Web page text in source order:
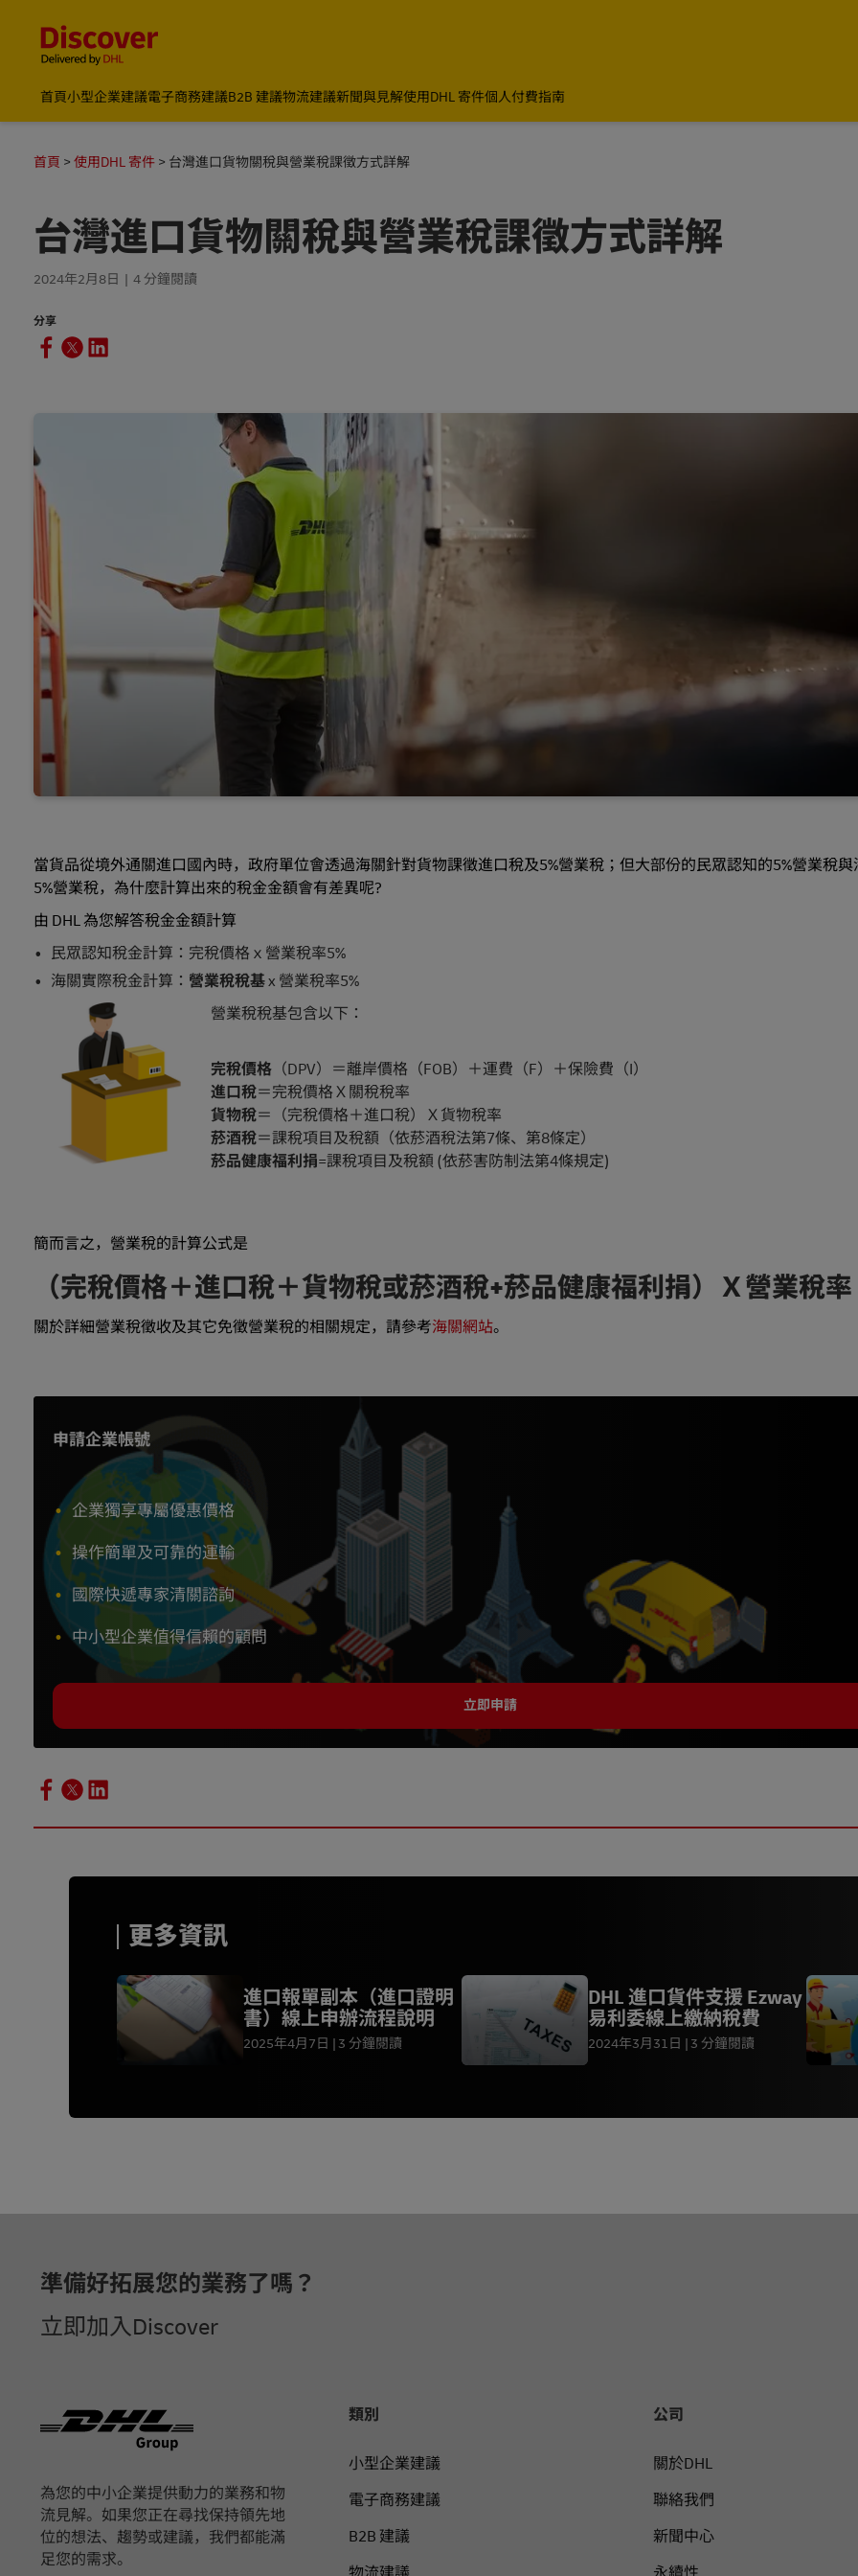
DHL 台灣：國際快遞商業洞察與物流指南
首頁小型企業建議電子商務建議B2B 建議物流建議新聞與見解使用DHL 寄件個人付費指南
首頁 使用DHL 寄件 台灣進口貨物關稅與營業稅課徵方式詳解
台灣進口貨物關稅與營業稅課徵方式詳解
2024年2月8日 4 分鐘閱讀
分享
當貨品從境外通關進口國內時，政府單位會透過海關針對貨物課徵進口稅及5%營業稅；但大部份的民眾認知的5%營業稅
5%營業稅，為什麼計算出來的稅金金額會有差異呢?
由 DHL 為您解答稅金金額計算
民眾認知稅金計算：完稅價格ｘ營業稅率5%
海關實際稅金計算： 營業稅稅基x 營業稅率5%
營業稅稅基包含以下：
完稅價格 （DPV）＝離岸價格（FOB）＋運費（F）＋保險費（I）
進口稅＝完稅價格Ｘ關稅稅率
貨物稅＝（完稅價格＋進口稅）Ｘ貨物稅率
菸酒稅＝課稅項目及稅額（依菸酒稅法第7條、第8條定）
菸品健康福利捐=課稅項目及稅額 (依菸害防制法第4條規定)
簡而言之，營業稅的計算公式是
（完稅價格＋進口稅＋貨物稅或菸酒稅+菸品健康福利捐）Ｘ營業稅
關於詳細營業稅徵收及其它免徵營業稅的相關規定，請參考海關網站。
申請企業帳號
企業獨享專屬優惠價格
操作簡單及可靠的運輸
國際快遞專家清關諮詢
中小型企業值得信賴的顧問
立即申請
更多資訊
進口報單副本（進口證明
書）線上申辦流程說明
2025年4月7日 3 分鐘閱讀
DHL 進口貨件支援 Ezway
易利委線上繳納稅費
2024年3月31日 3 分鐘閱讀
為您的中小企業提供動力的業務和物
流見解。如果您正在尋找保持領先地
位的想法、趨勢或建議，我們都能滿
足您的需求。
準備好拓展您的業務了嗎？
立即加入Discover
類別
小型企業建議
電子商務建議
B2B 建議
公司
關於DHL
聯絡我們
新聞中心